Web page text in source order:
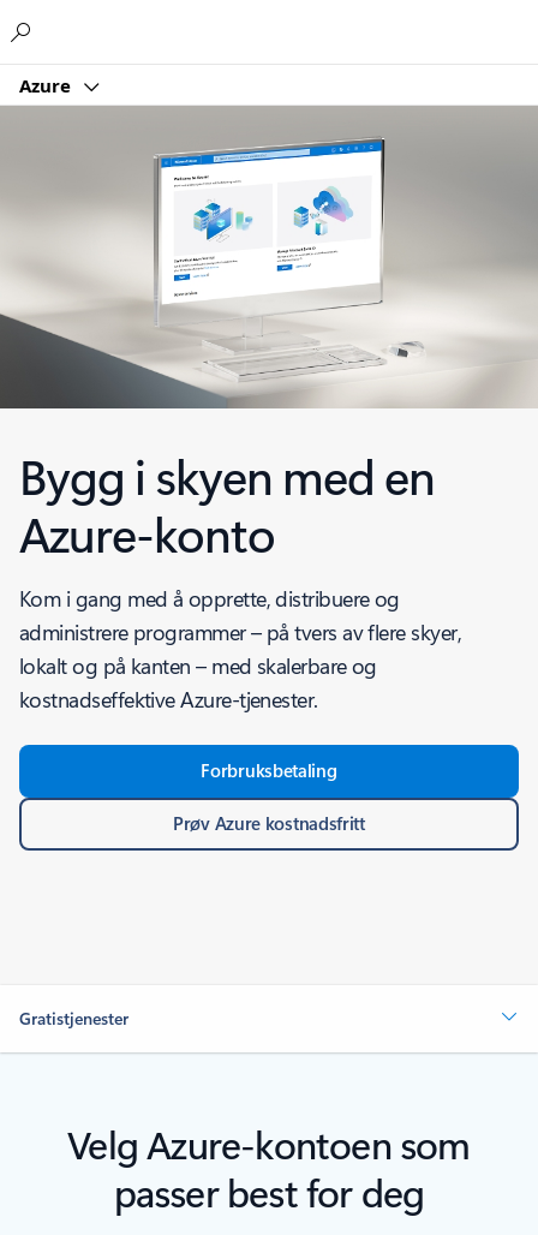
Azure
Bygg i skyen med en
Azure-konto
Kom i gang med å opprette, distribuere og
administrere programmer – på tvers av flere skyer,
lokalt og på kanten – med skalerbare og
kostnadseffektive Azure-tjenester.
Forbruksbetaling
Prøv Azure kostnadsfritt
Gratistjenester
Velg Azure-kontoen som
passer best for deg